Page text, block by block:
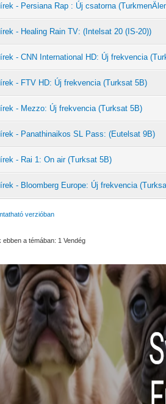
- Persiana Rap : Új csatorna
- Healing Rain TV: (Intelsat 20 (IS-20))
- CNN International HD: Új frekvencia
- FTV HD: Új frekvencia (Turksat 5B)
- Mezzo: Új frekvencia (Turksat 5B)
- Panathinaikos SL Pass: (Eutelsat 9B)
- Rai 1: On air (Turksat 5B)
- Bloomberg Europe: Új frekvencia
verzióban
a témában: 1 Vendég